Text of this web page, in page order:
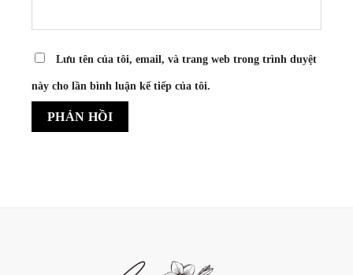
Lưu tên của tôi, email, và trang web trong trình duyệt
này cho lần bình luận kế tiếp của tôi.